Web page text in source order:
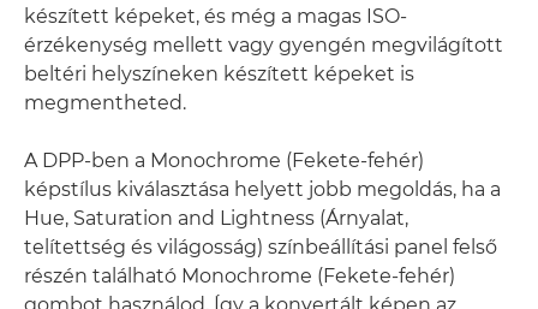
készített képeket, és még a magas ISO-
érzékenység mellett vagy gyengén megvilágított
beltéri helyszíneken készített képeket is
megmentheted.
A DPP-ben a Monochrome (Fekete-fehér)
képstílus kiválasztása helyett jobb megoldás, ha a
Hue, Saturation and Lightness (Árnyalat,
telítettség és világosság) színbeállítási panel felső
részén található Monochrome (Fekete-fehér)